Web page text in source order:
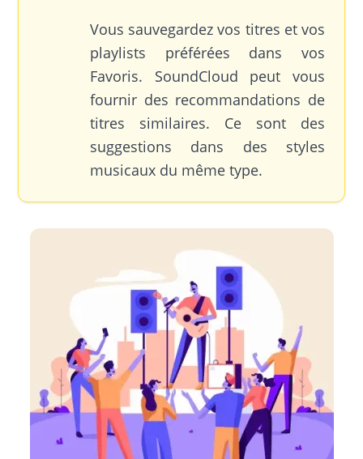
Vous sauvegardez vos titres et vos
playlists préférées dans vos
Favoris. SoundCloud peut vous
fournir des recommandations de
titres similaires. Ce sont des
suggestions dans des styles
musicaux du même type.